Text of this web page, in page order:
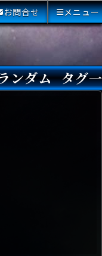
お問合せ メニュー
ンダム タグ